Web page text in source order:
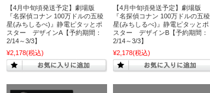
【4月中旬頃発送予定】劇場版
『名探偵コナン 100万ドルの五稜
星(みちしるべ)』静電ピタッとポ
スター デザインA【予約期間：
2/14～3/3】
¥2,178(税込)
【4月中旬頃発送予定】劇場版
『名探偵コナン 100万ドルの五稜
星(みちしるべ)』静電ピタッとポ
スター デザインB【予約期間：
2/14～3/3】
¥2,178(税込)